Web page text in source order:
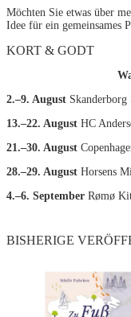
Möchten Sie etwas über
Idee für ein gemeinsames
KORT & GODT
2.–9. August
13.–22. August HC
21.–30. August
28.–29. August Horsens
4.–6. September Rømø
BISHERIGE